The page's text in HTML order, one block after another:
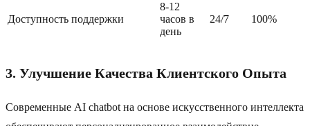
Доступность поддержки
8-12
часов в
день
24/7 100%
3. Улучшение Качества Клиентского Опыта
Современные AI chatbot на основе искусственного интеллекта